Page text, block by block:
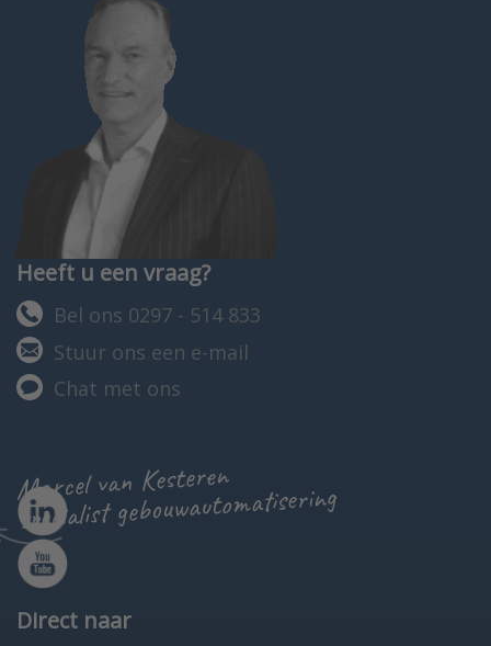
Heeft u een vraag?
Bel ons 0297 - 514 833
Stuur ons een e-mail
Chat met ons
Marcel van Kesteren
specialist gebouwautomatisering
Direct naar